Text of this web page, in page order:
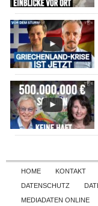
HOME KONTAKT
DATENSCHUTZ
MEDIADATEN ONLINE